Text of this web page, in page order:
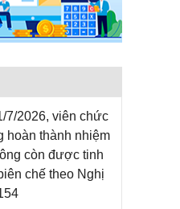
7/2026, viên chức
hoàn thành nhiệm
còn được tinh
chế theo Nghị